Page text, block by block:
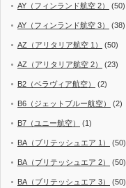
AY（フィンランド航空 2） (50)
AY（フィンランド航空 3） (38)
AZ（アリタリア航空 1） (50)
AZ（アリタリア航空 2） (23)
B2（ベラヴィア航空） (2)
B6（ジェットブルー航空） (2)
B7（ユニー航空） (1)
BA（ブリテッシュエア 1） (50)
BA（ブリテッシュエア 2） (50)
BA（ブリテッシュエア 3） (50)